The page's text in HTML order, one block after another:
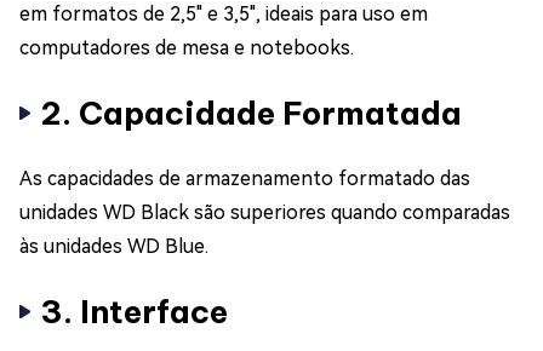
em formatos de 2,5" e 3,5", ideais para uso em
computadores de mesa e notebooks.
2. Capacidade Formatada
As capacidades de armazenamento formatado das
unidades WD Black são superiores quando comparadas
às unidades WD Blue.
3. Interface